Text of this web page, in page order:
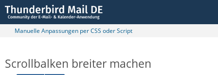
Manuelle Anpassungen per CSS oder Script
Scrollbalken breiter machen